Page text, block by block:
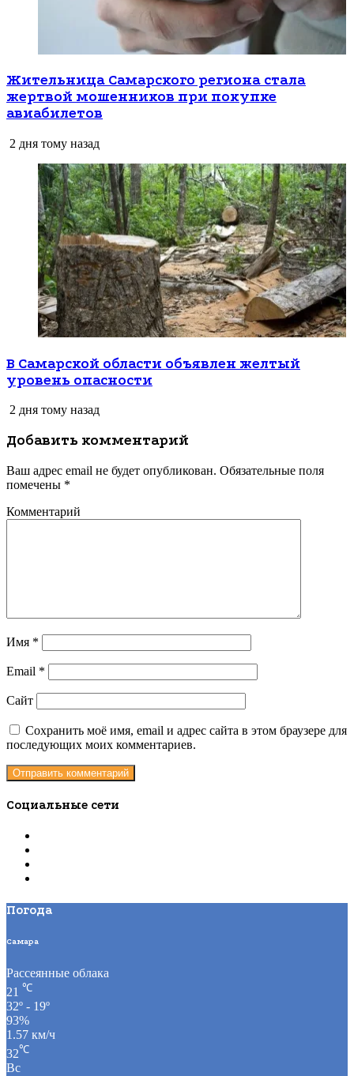
Жительница Самарского региона стала
жертвой мошенников при покупке
авиабилетов
2 дня тому назад
В Самарской области объявлен желтый
уровень опасности
2 дня тому назад
Добавить комментарий
Ваш адрес email не будет опубликован. Обязательные поля
помечены *
Комментарий
Имя *
Email *
Сайт
Сохранить моё имя, email и адрес сайта в этом браузере для
последующих моих комментариев.
Социальные сети
Погода
Самара
Рассеянные облака
21 ℃
32º - 19º
93%
1.57 км/ч
32℃
Вс